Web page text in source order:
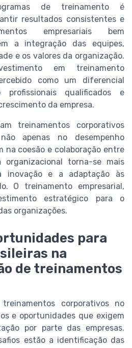
de treinamento é
resultados consistentes e
empresariais bem
a integração das equipes,
e os valores da organização.
em treinamento
como um diferencial
profissionais qualificados e
da empresa.
treinamentos corporativos
apenas no desempenho
na coesão e colaboração entre
torna-se mais
inovação e a adaptação às
O treinamento empresarial,
estratégico para o
organizações.
para
na
de treinamentos
corporativos no
e oportunidades que exigem
por parte das empresas.
estão a identificação das